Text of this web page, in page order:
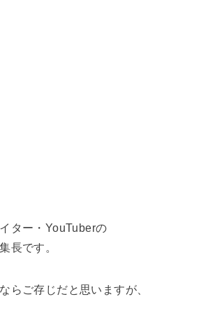
ター・YouTuberの
長です。
らご存じだと思いますが、